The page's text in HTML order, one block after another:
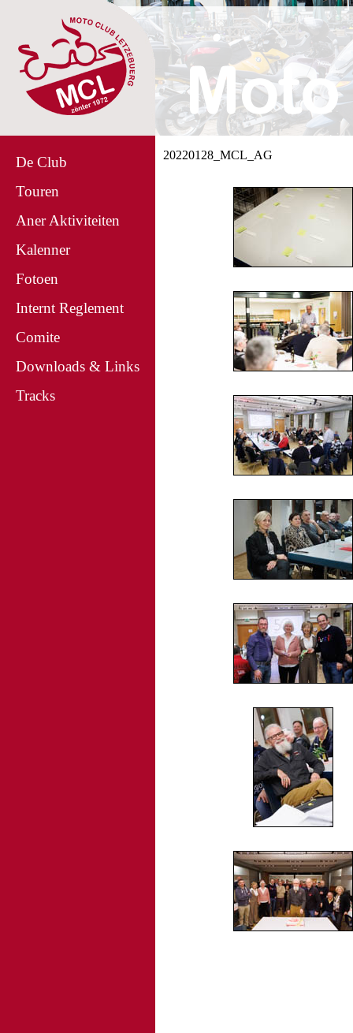
De Club
Touren
Aner Aktiviteiten
Kalenner
Fotoen
Internt Reglement
Comite
Downloads & Links
Tracks
20220128_MCL_AG